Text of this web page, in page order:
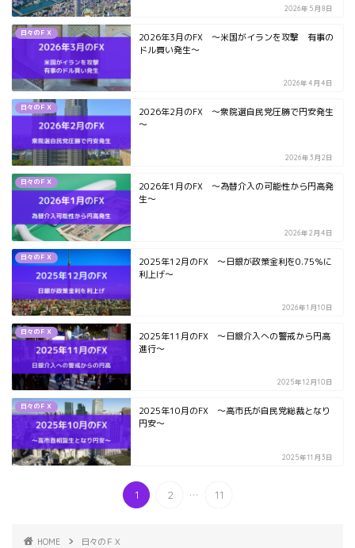
2026年5月8日
日々のＦＸ
2026年3月のFX ～米国がイランを攻撃 有事の
ドル買い発生～
2026年4月4日
日々のＦＸ
2026年2月のFX ～衆院選自民党圧勝で円安発生
～
2026年3月2日
日々のＦＸ
2026年1月のFX ～為替介入の可能性から円高発
生～
2026年2月4日
日々のＦＸ
2025年12月のFX ～日銀が政策金利を0.75％に
利上げ～
2026年1月10日
日々のＦＸ
2025年11月のFX ～日銀介入への警戒から円高
進行～
2025年12月10日
日々のＦＸ
2025年10月のFX ～高市氏が自民党総裁となり
円安～
2025年11月3日
1 2 ... 11
HOME 日々のＦＸ